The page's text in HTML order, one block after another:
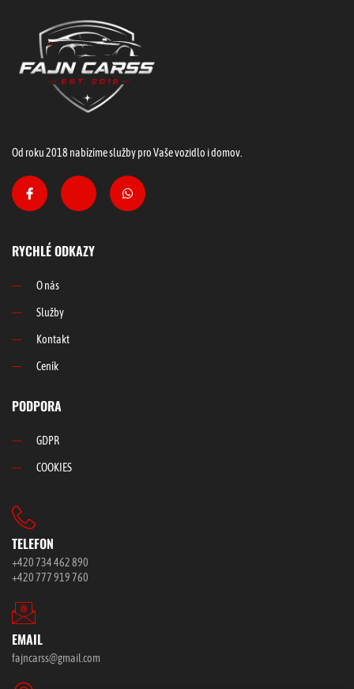
Od roku 2018 nabízíme služby pro Vaše vozidlo i domov.
RYCHLÉ ODKAZY
O nás
Služby
Kontakt
Ceník
PODPORA
GDPR
COOKIES
TELEFON
+420 734 462 890
+420 777 919 760
EMAIL
fajncarss@gmail.com